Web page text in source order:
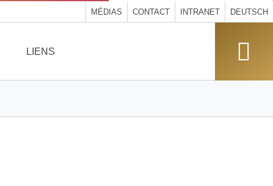
MÉDIAS CONTACT INTRANET DEUTSCH
LIENS